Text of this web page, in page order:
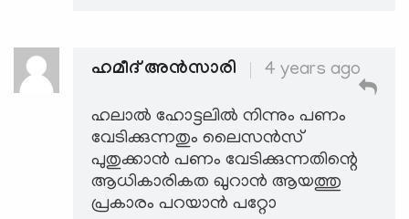
ഹമീദ് അൻസാരി 4 years ago
ഹലാൽ ഹോട്ടലിൽ നിന്നും പണം
വേടിക്കുന്നതും ലൈസൻസ്
പുതുക്കാൻ പണം വേടിക്കുന്നതിന്റെ
ആധികാരികത ഖുറാൻ ആയത്തു
പ്രകാരം പറയാൻ പറ്റോ